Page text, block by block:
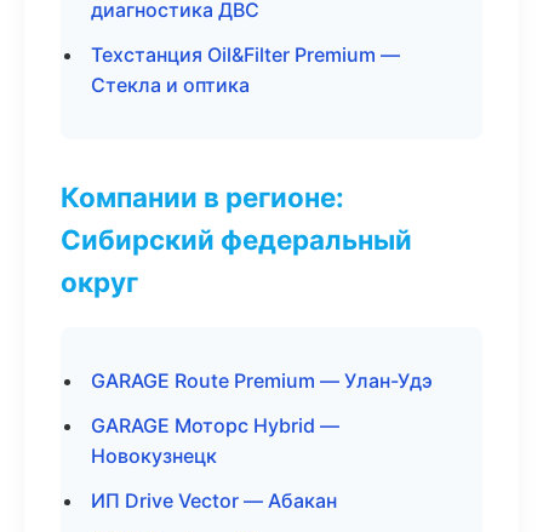
диагностика ДВС
Техстанция Oil&Filter Premium —
Стекла и оптика
Компании в регионе:
Сибирский федеральный
округ
GARAGE Route Premium — Улан-Удэ
GARAGE Моторс Hybrid —
Новокузнецк
ИП Drive Vector — Абакан